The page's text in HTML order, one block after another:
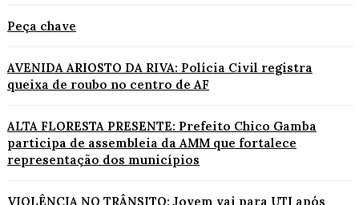
Peça chave
AVENIDA ARIOSTO DA RIVA: Polícia Civil registra
queixa de roubo no centro de AF
ALTA FLORESTA PRESENTE: Prefeito Chico Gamba
participa de assembleia da AMM que fortalece
representação dos municípios
VIOLÊNCIA NO TRÂNSITO: Jovem vai para UTI após